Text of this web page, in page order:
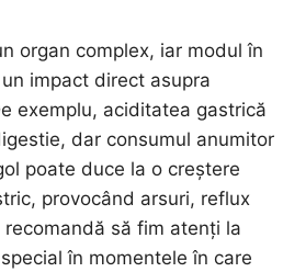
organ complex, iar modul în
impact direct asupra
exemplu, aciditatea gastrică
dar consumul anumitor
poate duce la o creștere
provocând arsuri, reflux
să fim atenți la
în momentele în care